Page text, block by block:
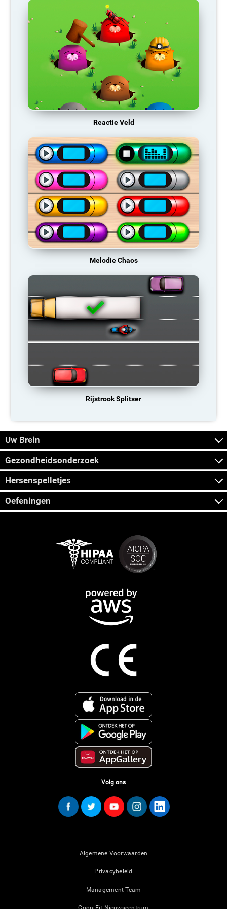
Reactie Veld
Melodie Chaos
Rijstrook Splitser
Uw Brein
Gezondheidsonderzoek
Hersenspelletjes
Oefeningen
Volg ons
Algemene Voorwaarden
Privacybeleid
Management Team